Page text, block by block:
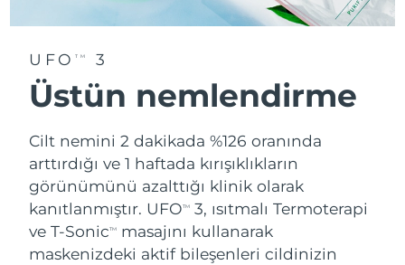
UFO TM 3
Üstün nemlendirme
Cilt nemini 2 dakikada %126 oranında
arttırdığı ve 1 haftada kırışıklıkların
görünümünü azalttığı klinik olarak
kanıtlanmıştır. UFOTM
3, ısıtmalı Termoterapi
ve T-SonicTM
masajını kullanarak
maskenizdeki aktif bileşenleri cildinizin